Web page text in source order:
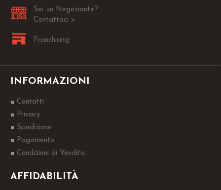
Sei un Negoziante?
Contattaci >
Franchising
INFORMAZIONI
Contatti
Privacy
Spedizione
Pagamento
Condizioni di Vendita
AFFIDABILITÀ